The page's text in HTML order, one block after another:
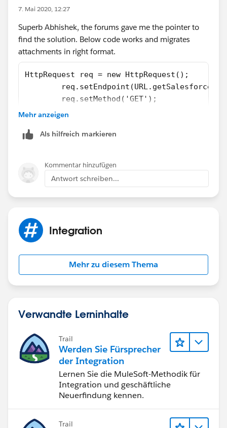
7. Mai 2020, 12:27
Superb Abhishek, the forums gave me the pointer to
find the solution. Below code works and migrates
attachments in right format.
HttpRequest req = new HttpRequest();
	req.setMethod('GET');
	HttpResponse res = h.send(req);
	cv.Title = 'Solution pdf';
	cv.PathOnClient = 'Solution.pdf';
cv.VersionData =
Mehr anzeigen
Als hilfreich markieren
Kommentar hinzufügen
Antwort schreiben...
Integration
Mehr zu diesem Thema
Verwandte Lerninhalte
Trail
Werden Sie Fürsprecher
der Integration
Lernen Sie die MuleSoft-Methodik für
Integration und geschäftliche
Neuerfindung kennen.
Trail